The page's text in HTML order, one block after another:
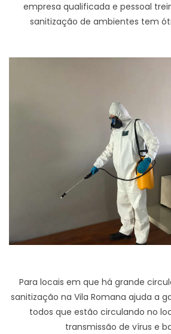
empresa qualificada e pessoal
sanitização de ambientes tem
Para locais em que há grande
sanitização na Vila Romana ajuda a
todos que estão circulando no
transmissão de vírus e